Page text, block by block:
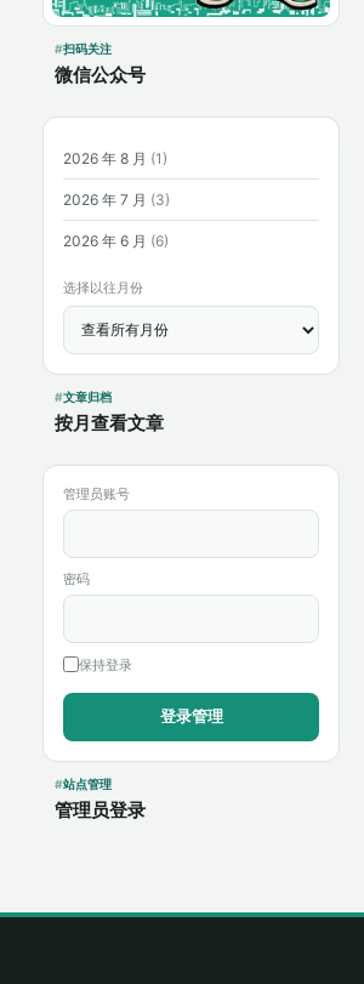
扫码关注
微信公众号
2026 年 8 月 (1)
2026 年 7 月 (3)
2026 年 6 月 (6)
选择以往月份
文章归档
按月查看文章
管理员账号
密码
保持登录
站点管理
管理员登录